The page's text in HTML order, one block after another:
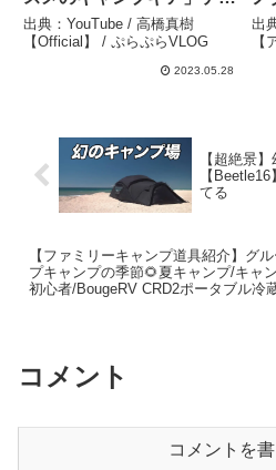
ト・テーブル・椅子・寝
袋・ランタン・マットの話
– 高橋真樹【Official】 / ぷ
出典：YouTube / 高橋真樹
【Official】 / ぷらぷらVLOG
2023.05.28
ワ
出
【
【超絶景
【
てる
【ファミリーキャンプ道具紹介】グル
プキャンプの季節🌻夏キャンプ/キャ
初心者/BougeRV CRD2ポータブル冷
コメント
コメントを